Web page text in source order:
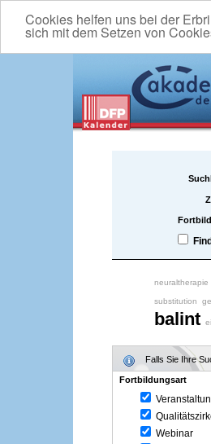
Cookies helfen uns bei der
sich mit dem Setzen von
neuraltherapie
substitution
balint
Falls Sie Ihre
Fortbildungsart
Webinar